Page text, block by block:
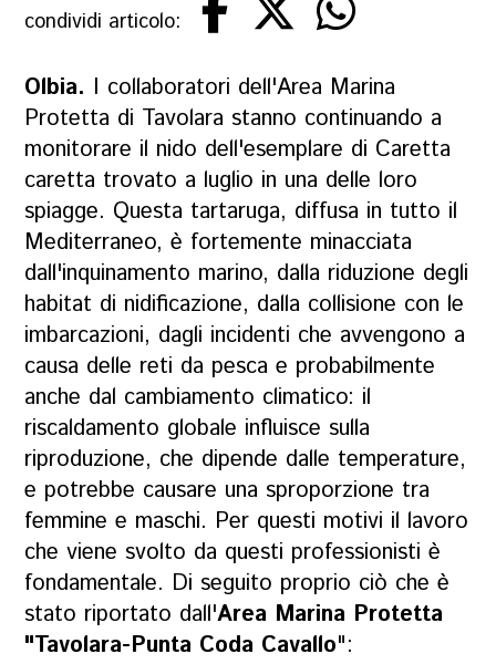
condividi articolo:
Olbia. I collaboratori dell'Area Marina
Protetta di Tavolara stanno continuando a
monitorare il nido dell'esemplare di Caretta
caretta trovato a luglio in una delle loro
spiagge. Questa tartaruga, diffusa in tutto il
Mediterraneo, è fortemente minacciata
dall'inquinamento marino, dalla riduzione degli
habitat di nidificazione, dalla collisione con le
imbarcazioni, dagli incidenti che avvengono a
causa delle reti da pesca e probabilmente
anche dal cambiamento climatico: il
riscaldamento globale influisce sulla
riproduzione, che dipende dalle temperature,
e potrebbe causare una sproporzione tra
femmine e maschi. Per questi motivi il lavoro
che viene svolto da questi professionisti è
fondamentale. Di seguito proprio ciò che è
stato riportato dall'Area Marina Protetta
"Tavolara-Punta Coda Cavallo":